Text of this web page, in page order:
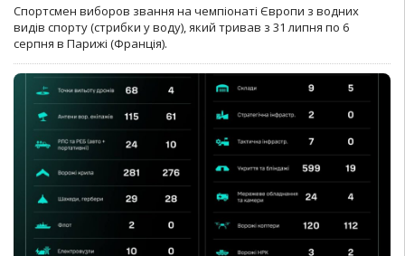
Спортсмен виборов звання на чемпіонаті Європи з водних
видів спорту (стрибки у воду), який тривав з 31 липня по 6
серпня в Парижі (Франція).